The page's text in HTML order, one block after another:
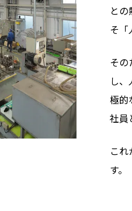
と
そ「
その
し
極的
社員
こ
す。